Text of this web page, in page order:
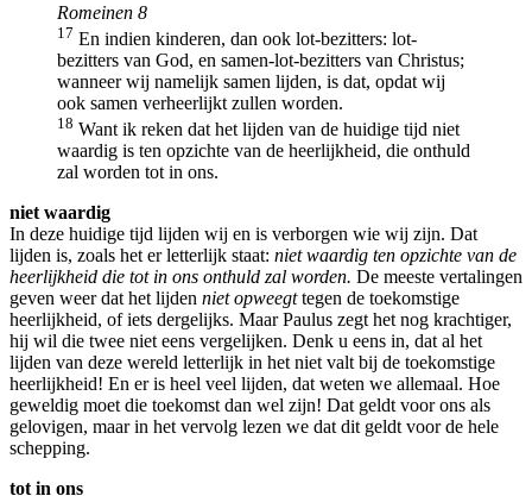
Romeinen 8
17 En indien kinderen, dan ook lot-bezitters: lot-
bezitters van God, en samen-lot-bezitters van Christus;
wanneer wij namelijk samen lijden, is dat, opdat wij
ook samen verheerlijkt zullen worden.
18 Want ik reken dat het lijden van de huidige tijd niet
waardig is ten opzichte van de heerlijkheid, die onthuld
zal worden tot in ons.
niet waardig
In deze huidige tijd lijden wij en is verborgen wie wij zijn. Dat
lijden is, zoals het er letterlijk staat: niet waardig ten opzichte van de
heerlijkheid die tot in ons onthuld zal worden. De meeste vertalingen
geven weer dat het lijden niet opweegttegen de toekomstige
heerlijkheid, of iets dergelijks. Maar Paulus zegt het nog krachtiger,
hij wil die twee niet eens vergelijken. Denk u eens in, dat al het
lijden van deze wereld letterlijk in het niet valt bij de toekomstige
heerlijkheid! En er is heel veel lijden, dat weten we allemaal. Hoe
geweldig moet die toekomst dan wel zijn! Dat geldt voor ons als
gelovigen, maar in het vervolg lezen we dat dit geldt voor de hele
schepping.
tot in ons